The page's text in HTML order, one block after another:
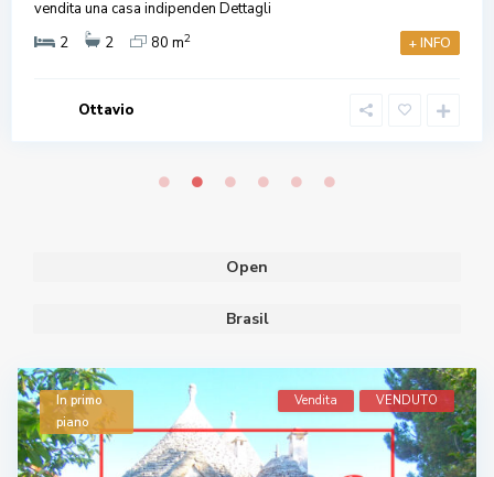
vendita una casa indipenden Dettagli
2
2 80 m2 + INFO
Ottavio
Open
Brasil
In primo
piano
Vendita VENDUTO